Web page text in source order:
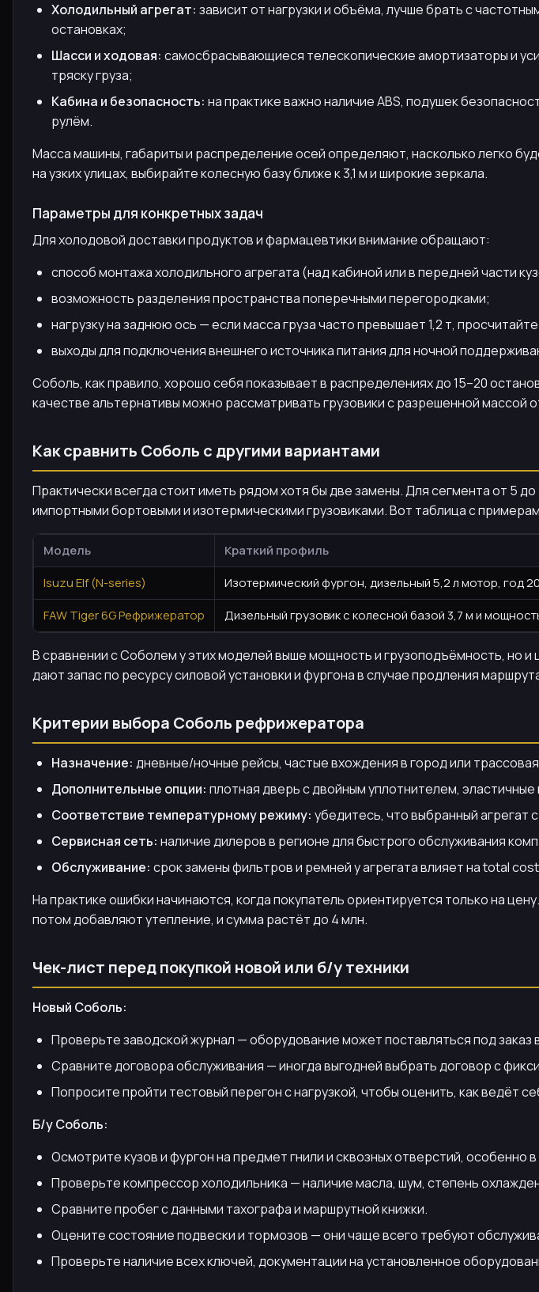
Холодильный агрегат: зависит от нагрузки и объёма, лучше брать с
остановках;
Шасси и ходовая: самосбрасывающиеся телескопические амортизаторы и
тряску груза;
Кабина и безопасность: на практике важно наличие ABS, подушек
рулём.
Масса машины, габариты и распределение осей определяют, насколько легко
на узких улицах, выбирайте колесную базу ближе к 3,1 м и широкие зеркала.
Параметры для конкретных задач
Для холодовой доставки продуктов и фармацевтики внимание обращают:
способ монтажа холодильного агрегата (над кабиной или в передней части
возможность разделения пространства поперечными перегородками;
нагрузку на заднюю ось — если масса груза часто превышает 1,2 т,
выходы для подключения внешнего источника питания для ночной
Соболь, как правило, хорошо себя показывает в распределениях до 15–20
качестве альтернативы можно рассматривать грузовики с разрешенной массой
Как сравнить Соболь с другими вариантами
Практически всегда стоит иметь рядом хотя бы две замены. Для сегмента от 5
импортными бортовыми и изотермическими грузовиками. Вот таблица с
Модель Краткий профиль
Isuzu Elf (N-series)
Изотермический фургон, дизельный 5,2 л мотор, год
FAW Tiger 6G Рефрижератор
Дизельный грузовик с колесной базой 3,7 м и
В сравнении с Соболем у этих моделей выше мощность и грузоподъёмность, но
дают запас по ресурсу силовой установки и фургона в случае продления
Критерии выбора Соболь рефрижератора
Назначение: дневные/ночные рейсы, частые вхождения в город или
Дополнительные опции: плотная дверь с двойным уплотнителем,
Соответствие температурному режиму: убедитесь, что выбранный агрегат
Сервисная сеть: наличие дилеров в регионе для быстрого обслуживания
Обслуживание: срок замены фильтров и ремней у агрегата влияет на total
На практике ошибки начинаются, когда покупатель ориентируется только на
потом добавляют утепление, и сумма растёт до 4 млн.
Чек-лист перед покупкой новой или б/у техники
Новый Соболь:
Проверьте заводской журнал — оборудование может поставляться под заказ
Сравните договора обслуживания — иногда выгодней выбрать договор с
Попросите пройти тестовый перегон с нагрузкой, чтобы оценить, как ведёт
Б/у Соболь:
Осмотрите кузов и фургон на предмет гнили и сквозных отверстий, особенно
Проверьте компрессор холодильника — наличие масла, шум, степень
Сравните пробег с данными тахографа и маршрутной книжки.
Оцените состояние подвески и тормозов — они чаще всего требуют
Проверьте наличие всех ключей, документации на установленное